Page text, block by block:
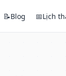
📝Blog 📅Lịch